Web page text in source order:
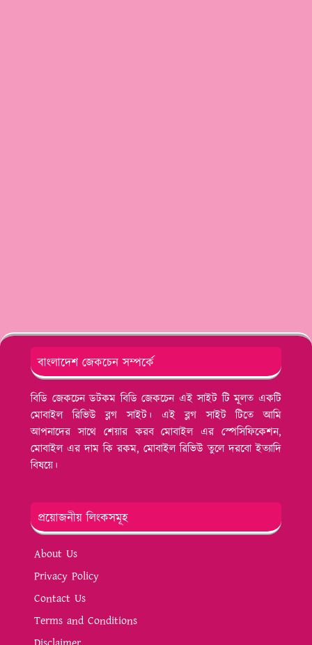
বাংলাদেশ জেকচেন সম্পর্কে
বিডি জেকচেন ডটকম বিডি জেকচেন এই সাইট টি মূলত একটি
মোবাইল রিভিউ ব্লগ সাইট। এই ব্লগ সাইট টিতে আমি
আপনাদের সাথে শেয়ার করব মোবাইল এর স্পেসিফিকেশন,
মোবাইল এর দাম কি রকম, মোবাইল রিভিউ তুলে দরবো ইত্যাদি
বিষয়ে।
প্রয়োজনীয় লিংকসমূহ
About Us
Privacy Policy
Contact Us
Terms and Conditions